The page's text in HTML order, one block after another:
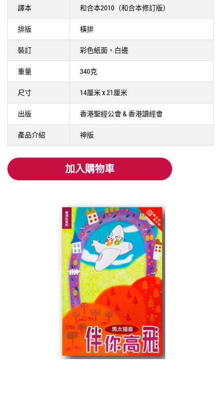
譯本 和合本2010（和合本修訂版）
排版 橫排
裝訂 彩色紙面，白邊
重量 340克
尺寸 14厘米 x 21厘米
出版 香港聖經公會 & 香港讀經會
產品介紹 神版
加入購物車
加入購物車